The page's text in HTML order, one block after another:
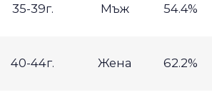
35-39г. Мъж 54.4%
40-44г. Жена 62.2%